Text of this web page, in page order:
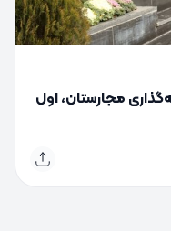
مجارستان، اول